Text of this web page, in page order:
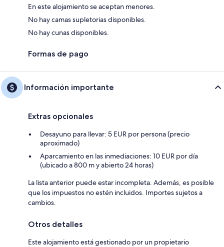
En este alojamiento se aceptan menores.
No hay camas supletorias disponibles.
No hay cunas disponibles.
Formas de pago
Información importante
Extras opcionales
Desayuno para llevar: 5 EUR por persona (precio
aproximado)
Aparcamiento en las inmediaciones: 10 EUR por día
(ubicado a 800 m y abierto 24 horas)
La lista anterior puede estar incompleta. Además, es posible
que los impuestos no estén incluidos. Importes sujetos a
cambios.
Otros detalles
Este alojamiento está gestionado por un propietario